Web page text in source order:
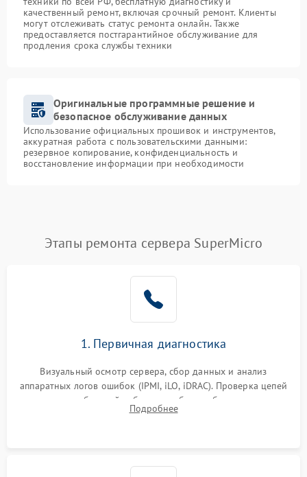
качественный ремонт, включая срочный ремонт. Клиенты
могут отслеживать статус ремонта онлайн. Также
предоставляется постгарантийное обслуживание для
продления срока службы техники
Оригинальные программные решение и
безопасное обслуживание данных
Использование официальных прошивок и инструментов,
аккуратная работа с пользовательскими данными:
резервное копирование, конфиденциальность и
восстановление информации при необходимости
Этапы ремонта сервера SuperMicro
1. Первичная диагностика
Визуальный осмотр сервера, сбор данных и анализ
аппаратных логов ошибок (IPMI, iLO, iDRAC). Проверка цепей
питания и базовой работоспособности без вскрытия
корпуса для быстрой локализации сбоя.
Подробнее